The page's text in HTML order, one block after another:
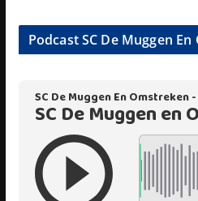
Podcast SC De Muggen